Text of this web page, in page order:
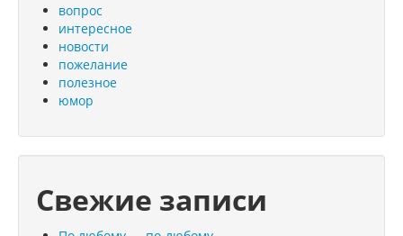
вопрос
интересное
новости
пожелание
полезное
юмор
Свежие записи